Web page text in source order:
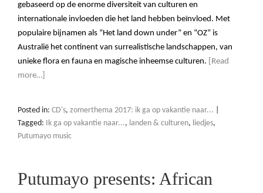
gebaseerd op de enorme diversiteit van culturen en
internationale invloeden die het land hebben beïnvloed. Met
populaire bijnamen als “Het land down under” en “OZ” is
Australië het continent van surrealistische landschappen, van
unieke flora en fauna en magische inheemse culturen.
[Read
more…]
Posted in: CD's, zomerthema 2017: ik ga op vakantie naar...
Tagged: Ik ga op vakantie naar..., landen & culturen, liedjes,
Putumayo music
Putumayo presents: African